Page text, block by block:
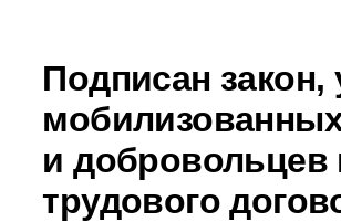
Подписан
и добровольцев
трудового